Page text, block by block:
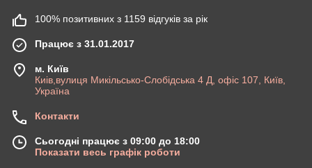
100% позитивних з 1159 відгуків за рік
Працює з 31.01.2017
м. Київ
Киів,вулиця Микільсько-Слобідська 4 Д, офіс 107, Київ,
Україна
Контакти
Сьогодні працює з 09:00 до 18:00
Показати весь графік роботи